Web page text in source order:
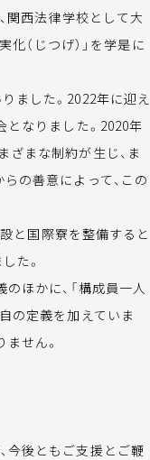
関西法律学校として大
（じつげ）」を学是に
ました。2022年に迎え
となりました。2020年
まな制約が生じ、ま
の善意によって、この
と国際寮を整備すると
た。
ほかに、「構成員一人
の定義を加えていま
せん。
今後ともご支援とご鞭